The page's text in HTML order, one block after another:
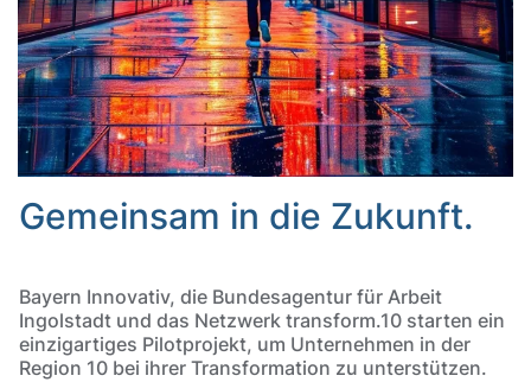
Gemeinsam in die Zukunft.
Bayern Innovativ, die Bundesagentur für Arbeit
Ingolstadt und das Netzwerk transform.10 starten ein
einzigartiges Pilotprojekt, um Unternehmen in der
Region 10 bei ihrer Transformation zu unterstützen.